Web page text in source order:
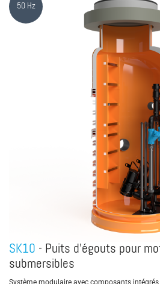
50 Hz
SK10 - Puits d’égouts pour
submersibles
Système modulaire avec composants